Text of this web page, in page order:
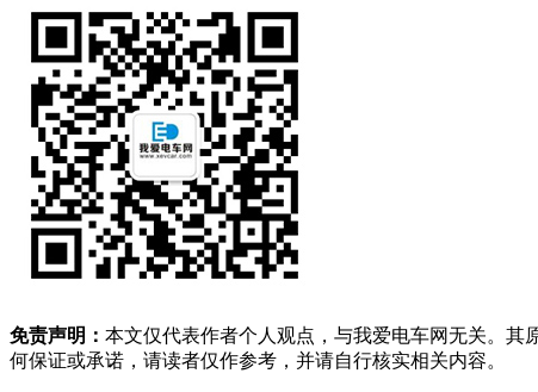
免责声明： 本文仅代表作者个人观点，与我爱电车网无关。
何保证或承诺，请读者仅作参考，并请自行核实相关内容。